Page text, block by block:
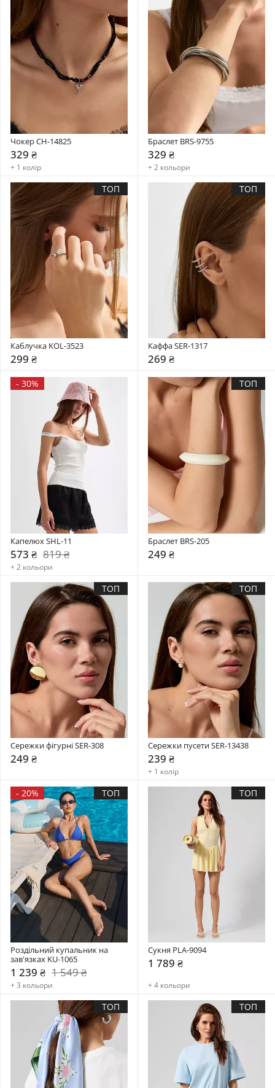
Чокер CH-14825
329 ₴
+ 1 колір
Браслет BRS-9755
329 ₴
+ 2 кольори
ТОП
Каблучка KOL-3523
299 ₴
ТОП
Каффа SER-1317
269 ₴
- 30%
Капелюх SHL-11
573 ₴ 819 ₴
+ 2 кольори
ТОП
Браслет BRS-205
249 ₴
ТОП
Сережки фігурні SER-308
249 ₴
ТОП
Сережки пусети SER-13438
239 ₴
+ 1 колір
- 20% ТОП
Роздільний купальник на
зав'язках KU-1065
1 239 ₴ 1 549 ₴
+ 3 кольори
ТОП
Сукня PLA-9094
1 789 ₴
+ 4 кольори
ТОП ТОП